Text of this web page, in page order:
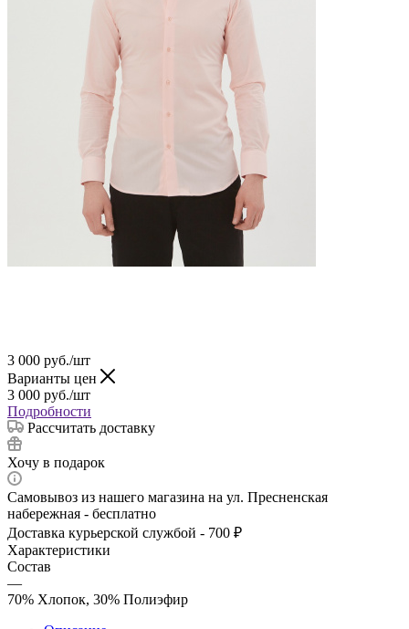
3 000 руб./шт
Варианты цен
3 000 руб./шт
Подробности
Рассчитать доставку
Хочу в подарок
Самовывоз из нашего магазина на ул. Пресненская
набережная - бесплатно
Доставка курьерской службой - 700 ₽
Характеристики
Состав
—
70% Хлопок, 30% Полиэфир